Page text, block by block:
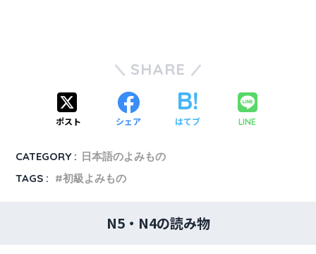
SHARE
ポスト シェア はてブ LINE
CATEGORY : 日本語のよみもの
TAGS :
初級よみもの
N5・N4の読み物